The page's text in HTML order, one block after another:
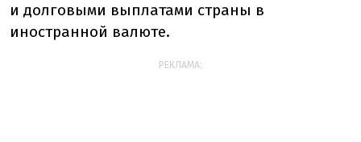
и долговыми выплатами страны в
иностранной валюте.
РЕКЛАМА: